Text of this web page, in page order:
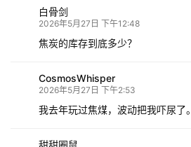
白骨剑
2026年5月27日 下午12:48
焦炭的库存到底多少？
CosmosWhisper
2026年5月27日 下午2:53
我去年玩过焦煤，波动把我吓尿了。
甜甜圈鼠